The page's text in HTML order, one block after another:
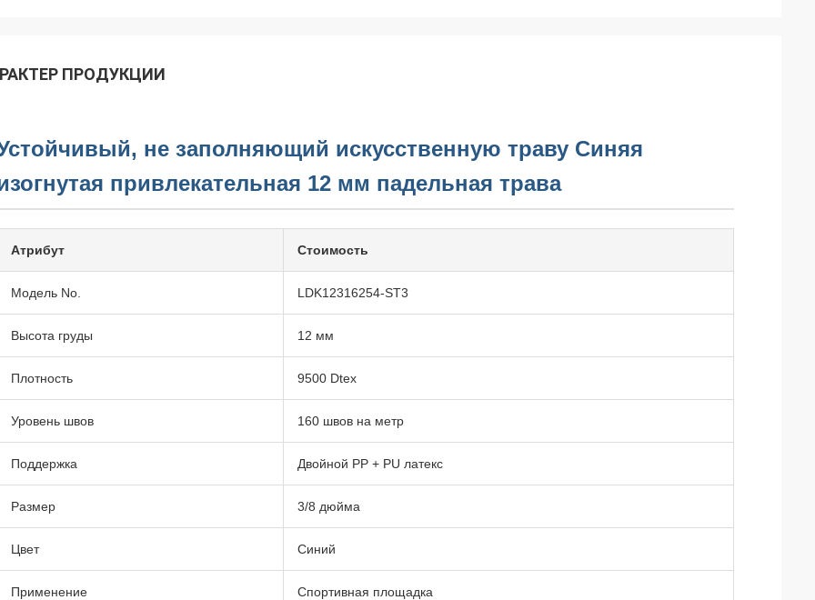
ПРОДУКЦИИ
не заполняющий искусственную траву Синяя
привлекательная 12 мм падельная трава
Атрибут Стоимость
Модель No. LDK12316254-ST3
Высота груды 12 мм
Плотность 9500 Dtex
Уровень швов 160 швов на метр
Поддержка Двойной PP + PU латекс
Размер 3/8 дюйма
Цвет Синий
Применение Спортивная площадка